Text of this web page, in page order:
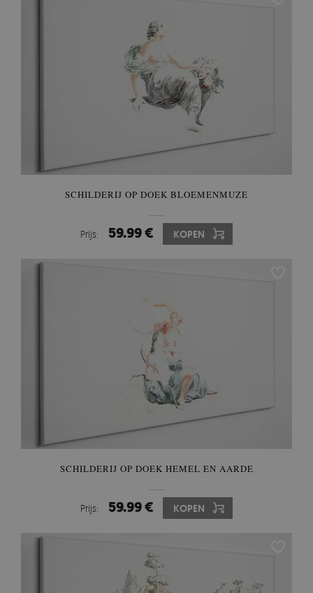
SCHILDERIJ OP DOEK BLOEMENMUZE
Prijs: 59.99 € KOPEN
SCHILDERIJ OP DOEK HEMEL EN AARDE
Prijs: 59.99 € KOPEN